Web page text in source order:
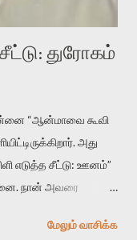
ஒன்று ம...
துரோகம்
“ஆன்மாவை கூவி
அது
எடுத்த சீட்டு: ஊனம்”
நான் அவரை
இரக்கப்பட்டார்கள்.
மேலும் வாசிக்க